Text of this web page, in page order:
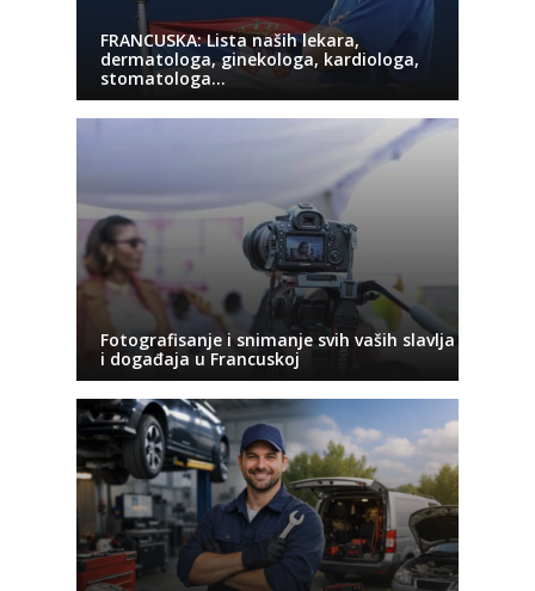
FRANCUSKA: Lista naših lekara,
dermatologa, ginekologa, kardiologa,
stomatologa…
Fotografisanje i snimanje svih vaših slavlja
i događaja u Francuskoj